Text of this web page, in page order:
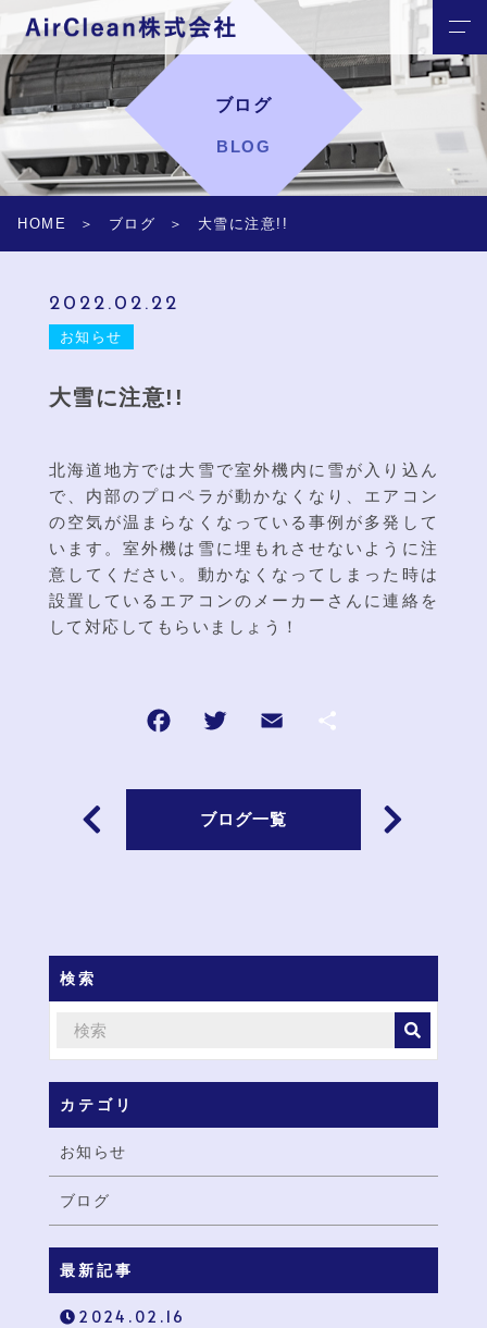
ブログ
BLOG
HOME ブログ 大雪に注意!!
2022.02.22
お知らせ
大雪に注意!!
北海道地方では大雪で室外機内に雪が入り込ん
で、内部のプロペラが動かなくなり、エアコン
の空気が温まらなくなっている事例が多発して
います。室外機は雪に埋もれさせないように注
意してください。動かなくなってしまった時は
設置しているエアコンのメーカーさんに連絡を
して対応してもらいましょう！
ブログ一覧
検索
カテゴリ
お知らせ
ブログ
最新記事
2024.02.16